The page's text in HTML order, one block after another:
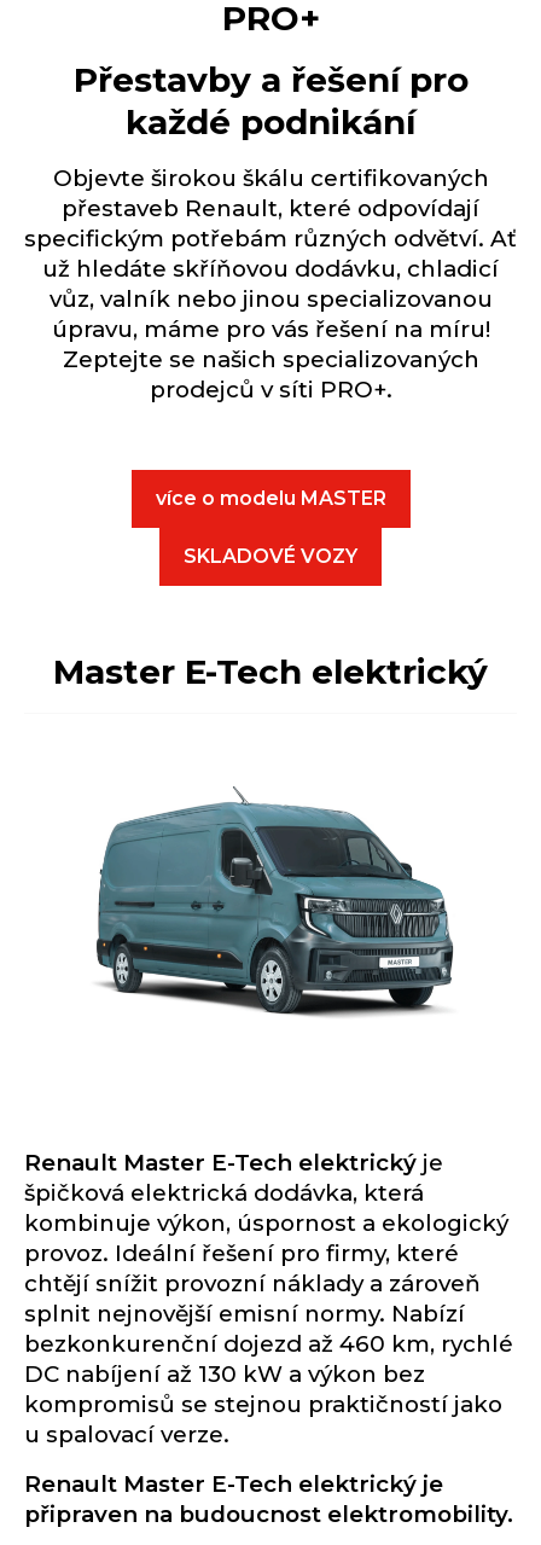
PRO+
Přestavby a řešení pro
každé podnikání
Objevte širokou škálu certifikovaných
přestaveb Renault, které odpovídají
specifickým potřebám různých odvětví. Ať
už hledáte skříňovou dodávku, chladicí
vůz, valník nebo jinou specializovanou
úpravu, máme pro vás řešení na míru!
Zeptejte se našich specializovaných
prodejců v síti PRO+.
více o modelu MASTER
SKLADOVÉ VOZY
Master E-Tech elektrický
Renault Master E-Tech elektrický je
špičková elektrická dodávka, která
kombinuje výkon, úspornost a ekologický
provoz. Ideální řešení pro firmy, které
chtějí snížit provozní náklady a zároveň
splnit nejnovější emisní normy. Nabízí
bezkonkurenční dojezd až 460 km, rychlé
DC nabíjení až 130 kW a výkon bez
kompromisů se stejnou praktičností jako
u spalovací verze.
Renault Master E-Tech elektrický je
připraven na budoucnost elektromobility.